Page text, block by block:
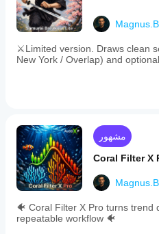
⚔️Limited version. Draws clean
New York / Overlap) and
مشهور
🐠 Coral Filter X Pro turns trend
repeatable workflow 🐠